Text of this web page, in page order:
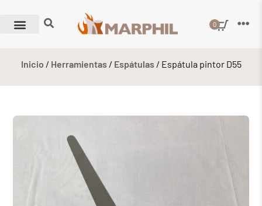
0
Inicio / Herramientas/ Espátulas/ Espátula pintor D55